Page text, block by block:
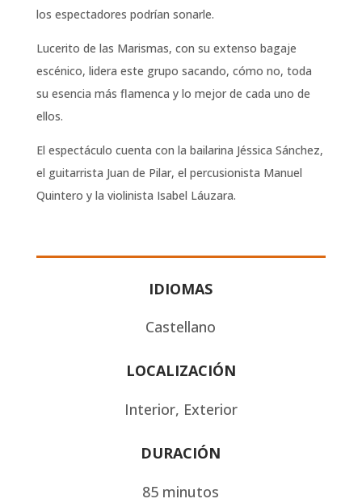
los espectadores podrían sonarle.
Lucerito de las Marismas, con su extenso bagaje
escénico, lidera este grupo sacando, cómo no, toda
su esencia más flamenca y lo mejor de cada uno de
ellos.
El espectáculo cuenta con la bailarina Jéssica Sánchez,
el guitarrista Juan de Pilar, el percusionista Manuel
Quintero y la violinista Isabel Láuzara.
IDIOMAS
Castellano
LOCALIZACIÓN
Interior, Exterior
DURACIÓN
85 minutos